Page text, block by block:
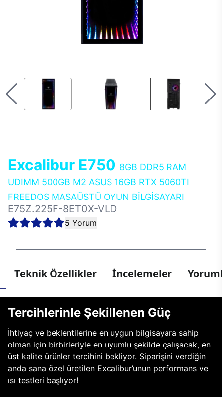
Excalibur E750 8GB DDR5 RAM
UDIMM 500GB M2 ASUS 16GB RTX 5060TI
FREEDOS MASAÜSTÜ OYUN BİLGİSAYARI
E75Z.225F-8ET0X-VLD
5 Yorum
Teknik Özellikler İncelemeler
Tercihlerinle Şekillenen Güç
İhtiyaç ve beklentilerine en uygun bilgisayara sahip
olman için birbirleriyle en uyumlu şekilde çalışacak, en
üst kalite ürünler tercihini bekliyor. Siparişini verdiğin
anda sana özel üretilen Excalibur’unun performans ve
ısı testleri başlıyor!